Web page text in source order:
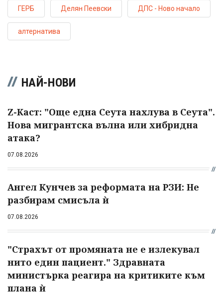
ГЕРБ Делян Пеевски ДПС - Ново начало
алтернатива
НАЙ-НОВИ
Z-Каст: "Още една Сеута нахлува в Сеута".
Нова мигрантска вълна или хибридна
атака?
07.08.2026
Ангел Кунчев за реформата на РЗИ: Не
разбирам смисъла ѝ
07.08.2026
"Страхът от промяната не е излекувал
нито един пациент." Здравната
министърка реагира на критиките към
плана ѝ